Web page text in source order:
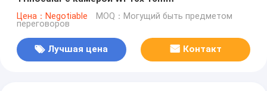
Цена：Negotiable MOQ：Могущий быть предметом
переговоров
Лучшая цена Контакт